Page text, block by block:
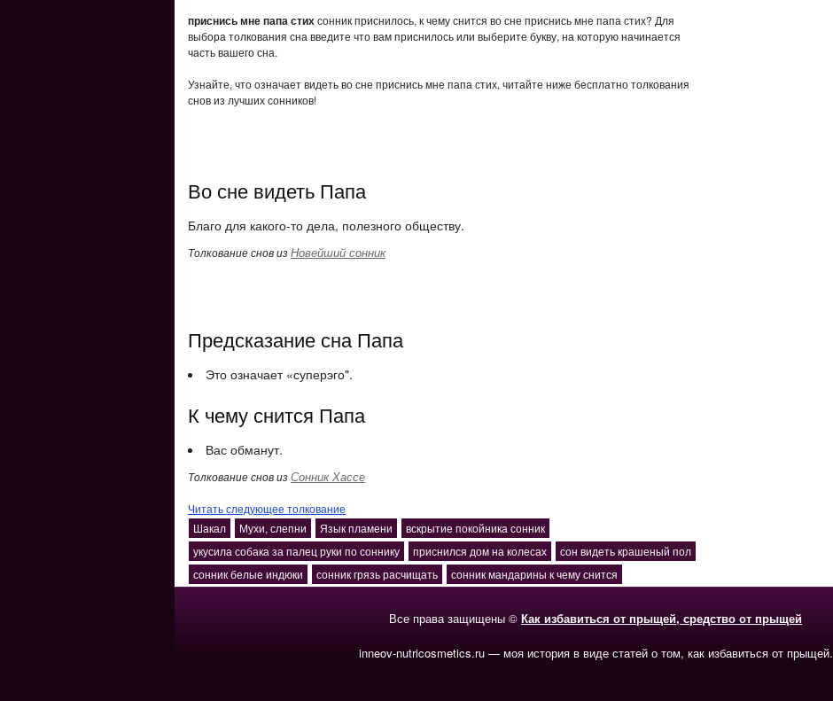
приснись мне папа стихсонник приснилось, к чему снится во сне приснись мне папа стих? Для
выбора толкования сна введите что вам приснилось или выберите букву, на которую начинается
часть вашего сна.
Узнайте, что означает видеть во сне приснись мне папа стих, читайте ниже бесплатно толкования
снов из лучших сонников!
Во сне видеть Папа
Благо для какого-то дела, полезного обществу.
Толкование снов изНовейший сонник
Предсказание сна Папа
Это означает «суперэго".
К чему снится Папа
Вас обманут.
Толкование снов изСонник Хассе
Читать следующее толкование
Шакал
Мухи, слепни Язык пламени
вскрытие покойника сонник
укусила собака за палец руки по соннику
приснился дом на колесах
сон видеть крашеный пол
сонник белые индюки
сонник грязь расчищать сонник мандарины к чему снится
Все права защищены © Как избавиться от прыщей, средство от прыщей
inneov-nutricosmetics.ru — моя история в виде статей о том, как избавиться от прыщей.